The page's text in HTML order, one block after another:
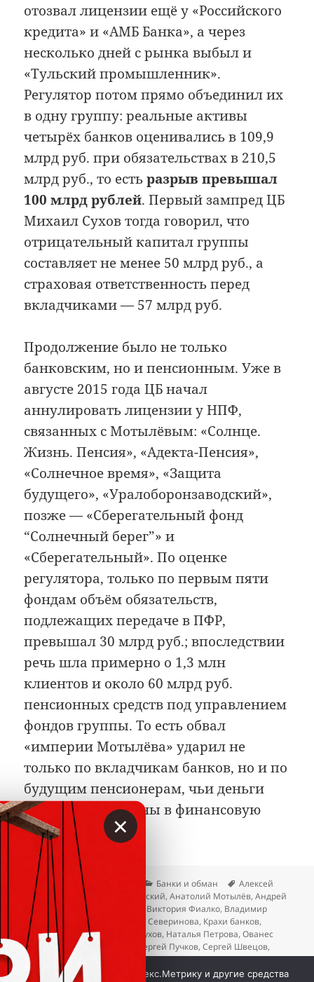
отозвал лицензии ещё у «Российского
кредита» и «АМБ Банка», а через
несколько дней с рынка выбыл и
«Тульский промышленник».
Регулятор потом прямо объединил их
в одну группу: реальные активы
четырёх банков оценивались в 109,9
млрд руб. при обязательствах в 210,5
млрд руб., то естьразрыв превышал
100 млрд рублей. Первый зампред ЦБ
Михаил Сухов тогда говорил, что
отрицательный капитал группы
составляет не менее 50 млрд руб., а
страховая ответственность перед
вкладчиками — 57 млрд руб.
Продолжение было не только
банковским, но и пенсионным. Уже в
августе 2015 года ЦБ начал
аннулировать лицензии у НПФ,
связанных с Мотылёвым: «Солнце.
Жизнь. Пенсия», «Адекта-Пенсия»,
«Солнечное время», «Защита
будущего», «Уралоборонзаводский»,
позже — «Сберегательный фонд
“Солнечный берег”» и
«Сберегательный». По оценке
регулятора, только по первым пяти
фондам объём обязательств,
подлежащих передаче в ПФР,
превышал 30 млрд руб.; впоследствии
речь шла примерно о 1,3 млн
клиентов и около 60 млрд руб.
пенсионных средств под управлением
фондов группы. То есть обвал
«империи Мотылёва» ударил не
только по вкладчикам банков, но и по
будущим пенсионерам, чьи деньги
оказались заведены в финансовую
дыру.
Опубликовано
01.05.2026 Рубрики
Банки и обман Метки
Алексей
Майданов
Алексей Симановский,Анатолий Мотылёв,Андрей
Манько, Анна Бондаревская Виктория Фиалко, Владимир
Егоров
,Игорь Леонов Ирина Северинова, Крахи банков,
Михаил Пальшин, Михаил Сухов, Наталья Петрова,Ованес
Джалалян
Ольга Иванова Сергей Пучков,Сергей Швецов,
Станислав Маркеев
Фёдор Абрамов
Добавить комментарий
к записи Анатолий Мотылёв: крах
Мы используем куки, Яндекс.Метрику и другие средства
×